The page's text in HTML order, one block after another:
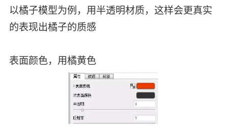
以橘子模型为例，用半透明材质，这样会更真实
的表现出橘子的质感
表面颜色，用橘黄色